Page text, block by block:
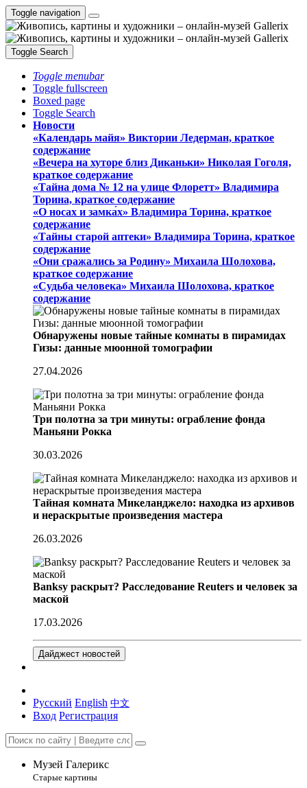
Toggle navigation
Toggle Search
Toggle menubar
Toggle fullscreen
Boxed page
Toggle Search
Новости
«Календарь майя» Виктории Ледерман, краткое
содержание
«Вечера на хуторе близ Диканьки» Николая Гоголя,
краткое содержание
«Тайна дома № 12 на улице Флоретт» Владимира
Торина, краткое содержание
«О носах и замка́х» Владимира Торина, краткое
содержание
«Тайны старой аптеки» Владимира Торина, краткое
содержание
«Они сражались за Родину» Михаила Шолохова,
краткое содержание
«Судьба человека» Михаила Шолохова, краткое
содержание
Обнаружены новые тайные комнаты в пирамидах
Гизы: данные мюонной томографии
27.04.2026
Три полотна за три минуты: ограбление фонда
Маньяни Рокка
30.03.2026
Тайная комната Микеланджело: находка из архивов
и нераскрытые произведения мастера
26.03.2026
Banksy раскрыт? Расследование Reuters и человек за
маской
17.03.2026
Дайджест новостей
Русский English 中文
Вход Регистрация
Музей Галерикс
Старые картины